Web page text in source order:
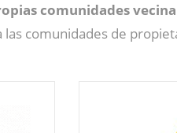
comunidades
comunidades de